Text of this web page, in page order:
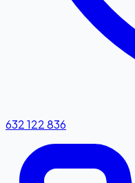
632 122 836